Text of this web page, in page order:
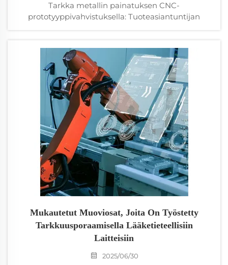
Tarkka metallin painatuksen CNC-
prototyyppivahvistuksella: Tuoteasiantuntijan
valmistusratkaisuja yli kymmenen vuoden ajan, ja
tiedän kuinka valtavaa voi tuntua, kun yrität löytää
oikean tasapainon laadun, hinnan ja toimitusaikan
välillä. Tänään haluan jakaa rehellisen arvioni tarkan
metallin painatuksen ja CNC-
prototyyppivahvistuspalveluiden osalta, erityisesti
keskittymällä siihen, mitä tulisi todella etsiä
valittaessa valmistajaa.
Mukautetut Muoviosat, Joita On Työstetty
Tarkkuusporaamisella Lääketieteellisiin
Laitteisiin
2025/06/30